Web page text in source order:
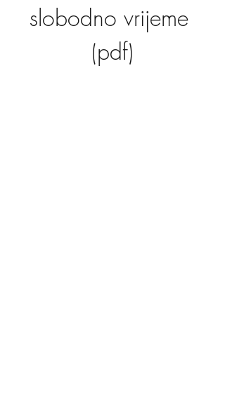
slobodno vrijeme
(pdf)